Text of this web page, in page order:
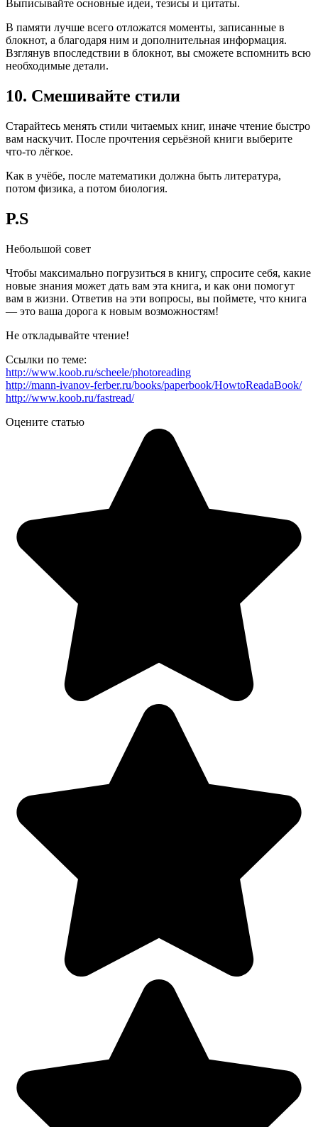
Выписывайте основные идеи, тезисы и цитаты.
В памяти лучше всего отложатся моменты, записанные в
блокнот, а благодаря ним и дополнительная информация.
Взглянув впоследствии в блокнот, вы сможете вспомнить всю
необходимые детали.
10. Смешивайте стили
Старайтесь менять стили читаемых книг, иначе чтение быстро
вам наскучит. После прочтения серьёзной книги выберите
что-то лёгкое.
Как в учёбе, после математики должна быть литература,
потом физика, а потом биология.
P.S
Небольшой совет
Чтобы максимально погрузиться в книгу, спросите себя, какие
новые знания может дать вам эта книга, и как они помогут
вам в жизни. Ответив на эти вопросы, вы поймете, что книга
— это ваша дорога к новым возможностям!
Не откладывайте чтение!
Ссылки по теме:
http://www.koob.ru/scheele/photoreading
http://mann-ivanov-ferber.ru/books/paperbook/HowtoReadaBook/
http://www.koob.ru/fastread/
Оцените статью